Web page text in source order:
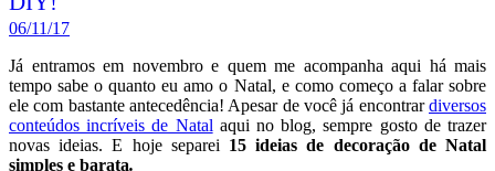
06/11/17
Já entramos em novembro e quem me acompanha aqui há mais
tempo sabe o quanto eu amo o Natal, e como começo a falar sobre
ele com bastante antecedência! Apesar de você já encontrardiversos
conteúdos incríveis de Natalaqui no blog, sempre gosto de trazer
novas ideias. E hoje separei 15 ideias de decoração de Natal
simples e barata.